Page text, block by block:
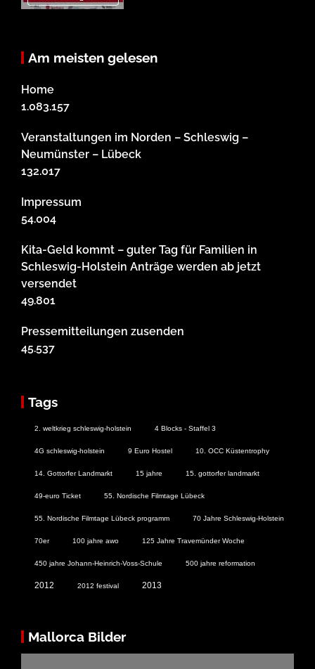
Am meisten gelesen
Home
1.083.157
Veranstaltungen im Norden – Schleswig –
Neumünster – Lübeck
132.017
Impressum
54.004
Kita-Geld kommt – guter Tag für Familien in
Schleswig-Holstein Anträge werden ab jetzt
versendet
49.801
Pressemitteilungen zusenden
45.537
Tags
2. weltkrieg schleswig-holstein 4 Blocks - Staffel 3
4G schleswig-holstein 9 Euro Hostel 10. OCC Küstentrophy
14. Gottorfer Landmarkt 15 jahre 15. gottorfer landmarkt
49-euro Ticket 55. Nordische Filmtage Lübeck
55. Nordische Filmtage Lübeck programm 70 Jahre Schleswig-Holstein
70er 100 jahre awo 125 Jahre Travemünder Woche
450 jahre Johann-Heinrich-Voss-Schule 500 jahre reformation
2012 2012 festival 2013
Mallorca Bilder